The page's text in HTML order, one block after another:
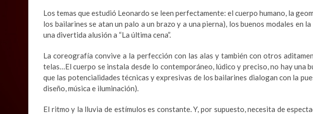
Los temas que estudió Leonardo se leen perfectamente: el cuerpo humano, la
los bailarines se atan un palo a un brazo y a una pierna), los buenos modales en
una divertida alusión a “La última cena”.
La coreografía convive a la perfección con las alas y también con otros
telas…El cuerpo se instala desde lo contemporáneo, lúdico y preciso, no hay una
que las potencialidades técnicas y expresivas de los bailarines dialogan con la
diseño, música e iluminación).
El ritmo y la lluvia de estímulos es constante. Y, por supuesto, necesita de